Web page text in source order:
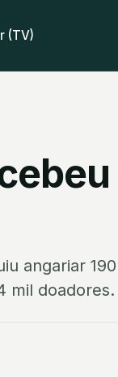
(TV)
angariar 190
mil doadores.